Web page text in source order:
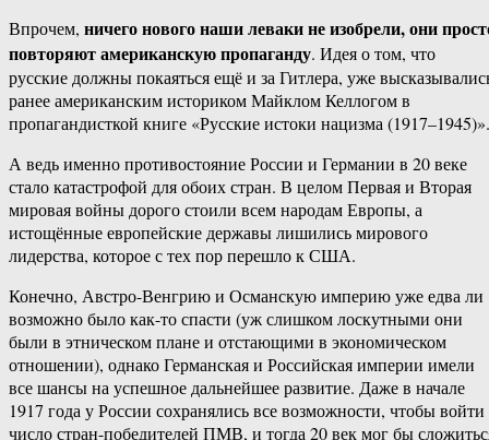
Впрочем, ничего нового наши леваки не изобрели, они
повторяют американскую пропаганду. Идея о том, что
русские должны покаяться ещё и за Гитлера, уже
ранее американским историком Майклом Келлогом в
пропагандисткой книге «Русские истоки нацизма (1917–1945)».
А ведь именно противостояние России и Германии в 20 веке
стало катастрофой для обоих стран. В целом Первая и Вторая
мировая войны дорого стоили всем народам Европы, а
истощённые европейские державы лишились мирового
лидерства, которое с тех пор перешло к США.
Конечно, Австро-Венгрию и Османскую империю уже едва ли
возможно было как-то спасти (уж слишком лоскутными они
были в этническом плане и отстающими в экономическом
отношении), однако Германская и Российская империи имели
все шансы на успешное дальнейшее развитие. Даже в начале
1917 года у России сохранялись все возможности, чтобы войти
число стран-победителей ПМВ, и тогда 20 век мог бы